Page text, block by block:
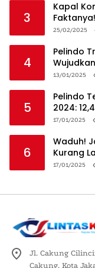
3
Kapal
Faktanya!
25/02/2025
4
Pelindo
Global
13/01/2025
5
Pelindo
2024:
Logistik
17/01/2025
6
Waduh!
Kurang
17/01/2025
Jl. Cakung
Cakung, Kota